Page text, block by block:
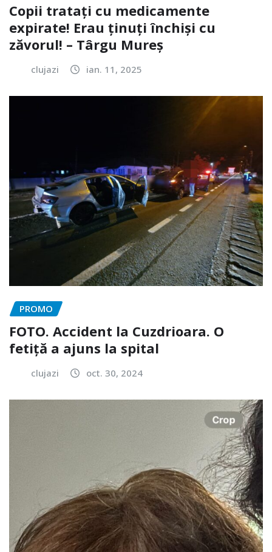
Copii tratați cu medicamente
expirate! Erau ținuți închiși cu
zăvorul! – Târgu Mureș
clujazi ian. 11, 2025
PROMO
FOTO. Accident la Cuzdrioara. O
fetiță a ajuns la spital
clujazi oct. 30, 2024